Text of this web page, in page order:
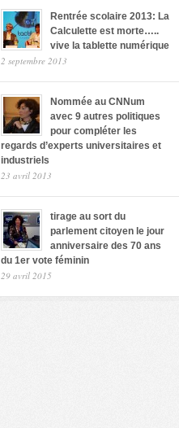
Rentrée scolaire 2013: La
Calculette est morte…..
vive la tablette numérique
2 septembre 2013
Nommée au CNNum
avec 9 autres politiques
pour compléter les
regards d’experts universitaires et
industriels
23 avril 2013
tirage au sort du
parlement citoyen le jour
anniversaire des 70 ans
du 1er vote féminin
29 avril 2015